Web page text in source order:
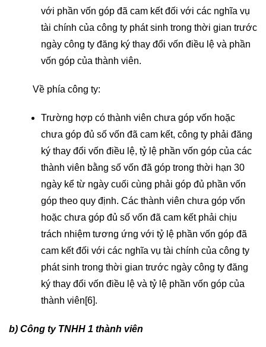
với phần vốn góp đã cam kết đối với các nghĩa vụ
tài chính của công ty phát sinh trong thời gian trước
ngày công ty đăng ký thay đổi vốn điều lệ và phần
vốn góp của thành viên.
Về phía công ty:
Trường hợp có thành viên chưa góp vốn hoặc
chưa góp đủ số vốn đã cam kết, công ty phải đăng
ký thay đổi vốn điều lệ, tỷ lệ phần vốn góp của các
thành viên bằng số vốn đã góp trong thời hạn 30
ngày kể từ ngày cuối cùng phải góp đủ phần vốn
góp theo quy định. Các thành viên chưa góp vốn
hoặc chưa góp đủ số vốn đã cam kết phải chịu
trách nhiệm tương ứng với tỷ lệ phần vốn góp đã
cam kết đối với các nghĩa vụ tài chính của công ty
phát sinh trong thời gian trước ngày công ty đăng
ký thay đổi vốn điều lệ và tỷ lệ phần vốn góp của
thành viên[6].
b) Công ty TNHH 1 thành viên